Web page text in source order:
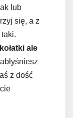
lub
się, a z
ale
z dość